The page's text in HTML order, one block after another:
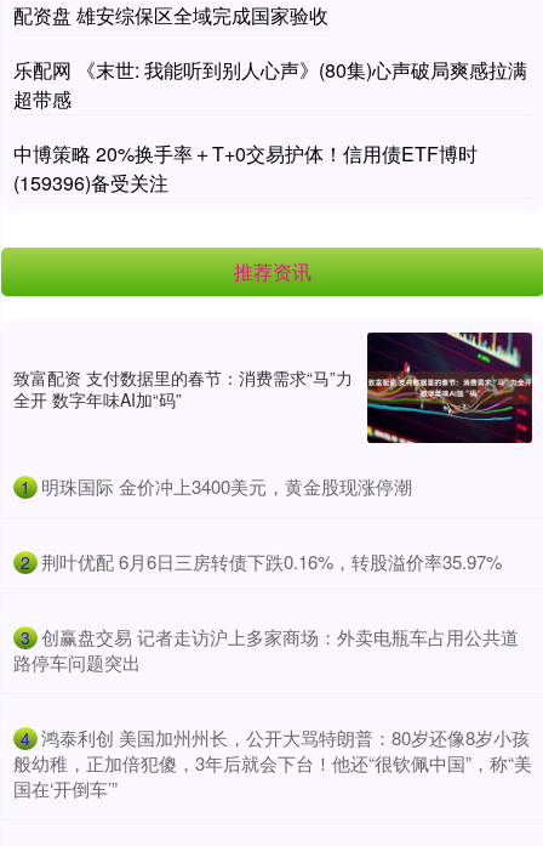
配资盘 雄安综保区全域完成国家验收
乐配网 《末世: 我能听到别人心声》(80集)心声破局爽感拉满
超带感
中博策略 20%换手率＋T+0交易护体！信用债ETF博时
(159396)备受关注
推荐资讯
致富配资 支付数据里的春节：消费需求“马”力
全开 数字年味AI加“码”
1 ​明珠国际 金价冲上3400美元，黄金股现涨停潮
2 ​荆叶优配 6月6日三房转债下跌0.16%，转股溢价率35.97%
3 ​创赢盘交易 记者走访沪上多家商场：外卖电瓶车占用公共道
路停车问题突出
4 ​鸿泰利创 美国加州州长，公开大骂特朗普：80岁还像8岁小孩
般幼稚，正加倍犯傻，3年后就会下台！他还“很钦佩中国”，称“美
国在‘开倒车’”